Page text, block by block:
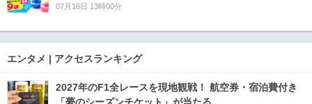
07月16日 13時00分
エンタメ | アクセスランキング
2027年のF1全レースを現地観戦！ 航空券・宿泊費付き